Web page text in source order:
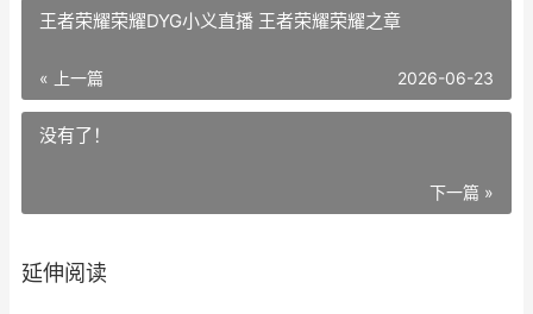
王者荣耀荣耀DYG小义直播 王者荣耀荣耀之章
« 上一篇 2026-06-23
没有了！
下一篇 »
延伸阅读